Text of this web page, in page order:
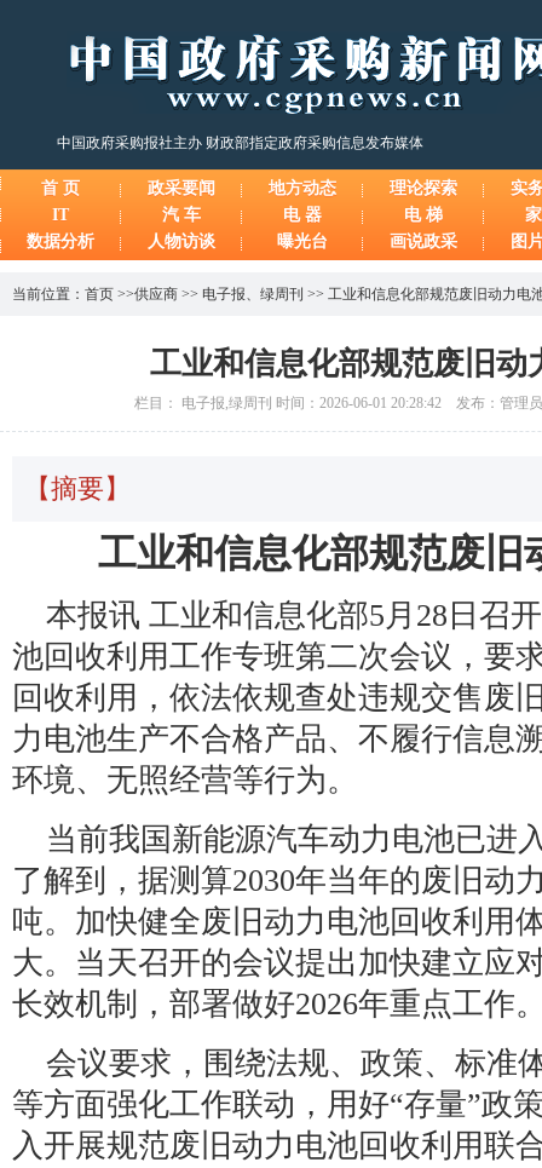
中国政府采购报社主办 财政部指定政府采购信息发布媒体
首 页 政采要闻 地方动态 理论探索
实
IT
汽 车 电 器 电 梯
数据分析
人物访谈 曝光台 画说政采 图
当前位置： 首页 >>供应商 >> 电子报、 绿周刊 >> 工业和信息化部规范废旧动力电
工业和信息化部规范废旧动
栏目： 电子报,绿周刊 时间：2026-06-01 20:28:42 发布：管理
【摘要】
工业和信息化部规范废旧
本报讯 工业和信息化部5月28日召
池回收利用工作专班第二次会议，要
回收利用，依法依规查处违规交售废
力电池生产不合格产品、不履行信息
环境、无照经营等行为。
当前我国新能源汽车动力电池已进
了解到，据测算2030年当年的废旧动
吨。加快健全废旧动力电池回收利用
大。当天召开的会议提出加快建立应
长效机制，部署做好2026年重点工作
会议要求，围绕法规、政策、标准
等方面强化工作联动，用好“存量”政
入开展规范废旧动力电池回收利用联